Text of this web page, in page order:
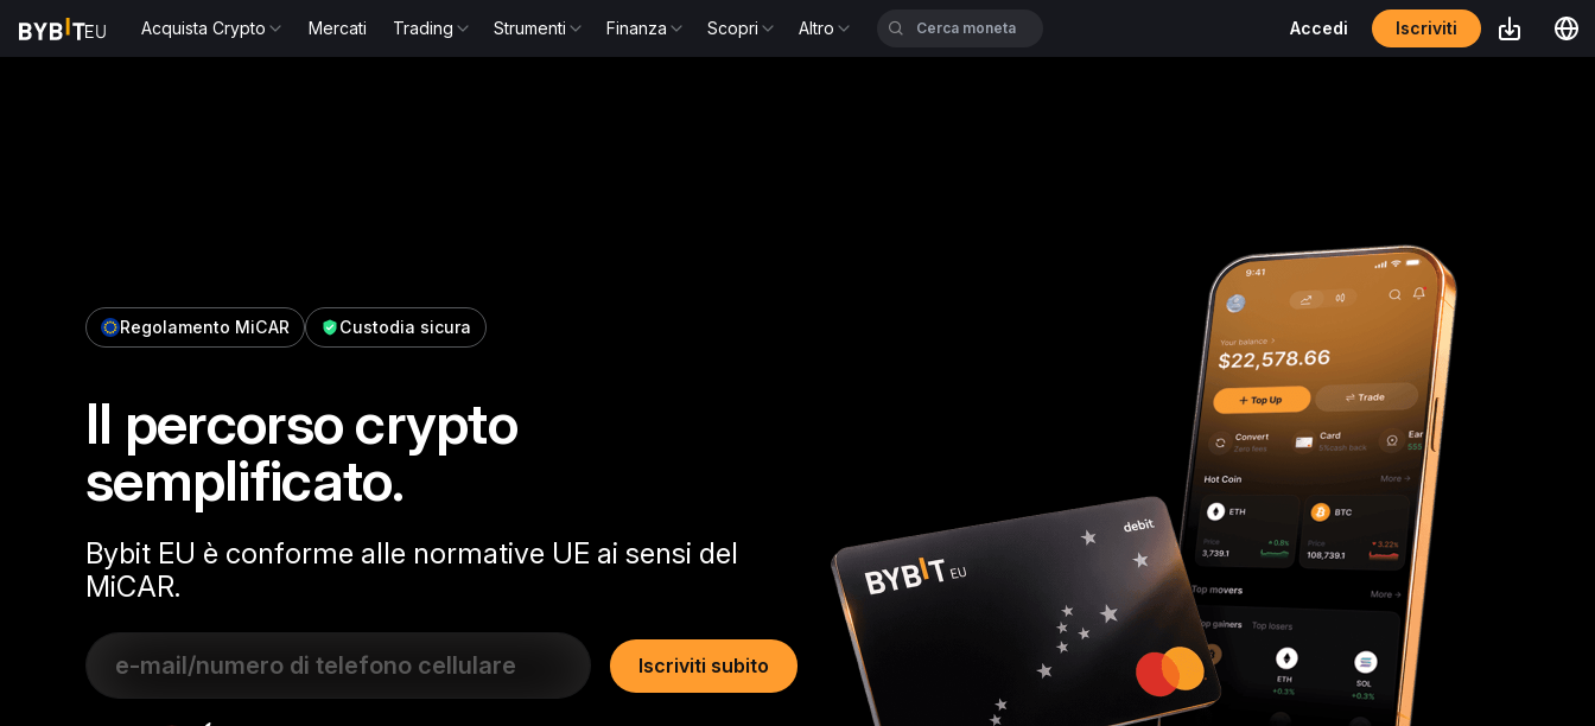
Acquista Crypto Mercati Trading Strumenti Finanza Scopri Altro Accedi Iscriviti
Regolamento MiCAR Custodia sicura
Il percorso crypto
semplificato.
Bybit EU è conforme alle normative UE ai sensi del
MiCAR.
Iscriviti subito